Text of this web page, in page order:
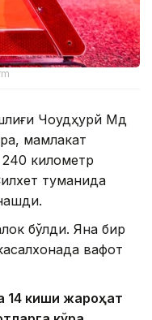
Чоудҳурй Мд
мамлакат
километр
туманида
бўлди. Яна бир
вафот
14 киши жароҳат